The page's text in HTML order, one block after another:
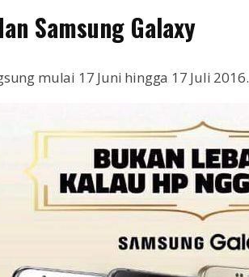
Samsung Galaxy
mulai 17 Juni hingga 17 Juli 2016.